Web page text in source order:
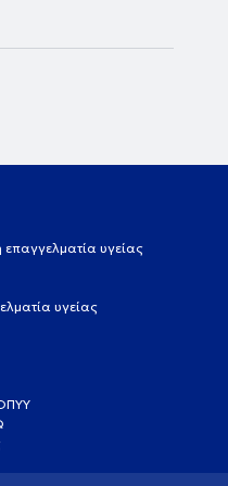
επαγγελματία υγείας
υγείας